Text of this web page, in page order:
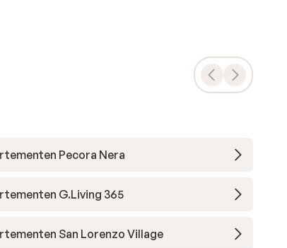
Pecora Nera
G.Living 365
San Lorenzo Village